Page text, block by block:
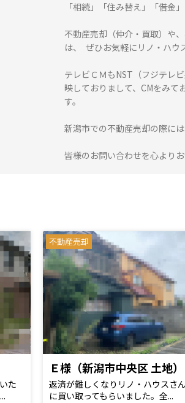
「相続」「住み替え」「借金
不動産売却（仲介・買取）や
は、 ぜひお気軽にリノ・ハウ
テレビＣＭもNST（フジテレ
映しておりまして、CMをみて
す。
新潟市での不動産売却の際に
皆様のお問い合わせを心よりお
た
不動産売却
Ｅ様（新潟市中央区 土地）
返済が難しくなりリノ・ハウスさん
に買い取ってもらいました。全...